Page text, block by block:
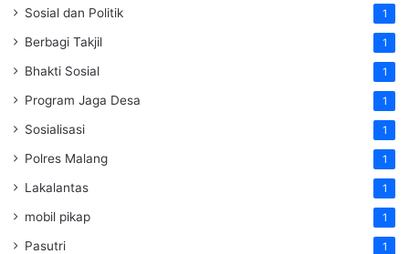
Sosial dan Politik 1
Berbagi Takjil 1
Bhakti Sosial 1
Program Jaga Desa 1
Sosialisasi 1
Polres Malang 1
Lakalantas 1
mobil pikap 1
Pasutri 1